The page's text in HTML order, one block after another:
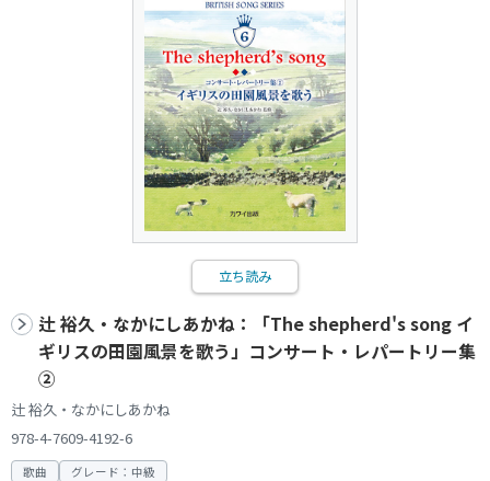
立ち読み
辻 裕久・なかにしあかね：「The shepherd's song イ
ギリスの田園風景を歌う」コンサート・レパートリー集
②
辻 裕久・なかにしあかね
978-4-7609-4192-6
歌曲 グレード：中級